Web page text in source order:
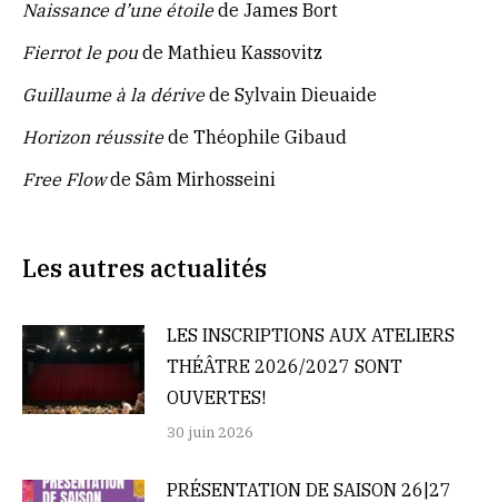
Naissance d’une étoilede James Bort
Fierrot le pou de Mathieu Kassovitz
Guillaume à la dérivede Sylvain Dieuaide
Horizon réussitede Théophile Gibaud
Free Flowde Sâm Mirhosseini
Les autres actualités
LES INSCRIPTIONS AUX ATELIERS
THÉÂTRE 2026/2027 SONT
OUVERTES!
30 juin 2026
PRÉSENTATION DE SAISON 26|27